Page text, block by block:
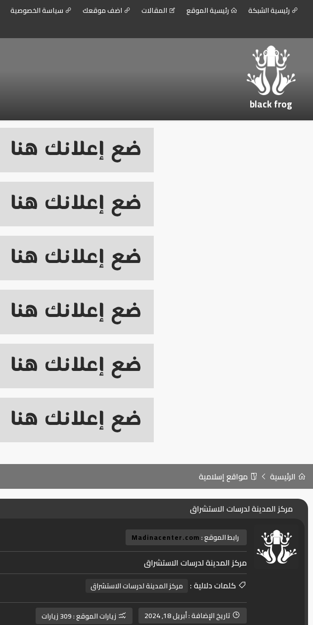
رئيسية الشبكة رئيسية الموقع المقالات اضف موقعك سياسة الخصوصية
black frog
الرئيسية مواقع إسلامية
مركز المدينة لدرسات الاستشراق
رابط الموقع :Madinacenter.com
مركز المدينة لدرسات الاستشراق
كلمات دلالية :
مركز المدينة لدرسات الاستشراق
تاريخ الإضافة :أبريل 18, 2024 زيارات الموقع :309 زيارات